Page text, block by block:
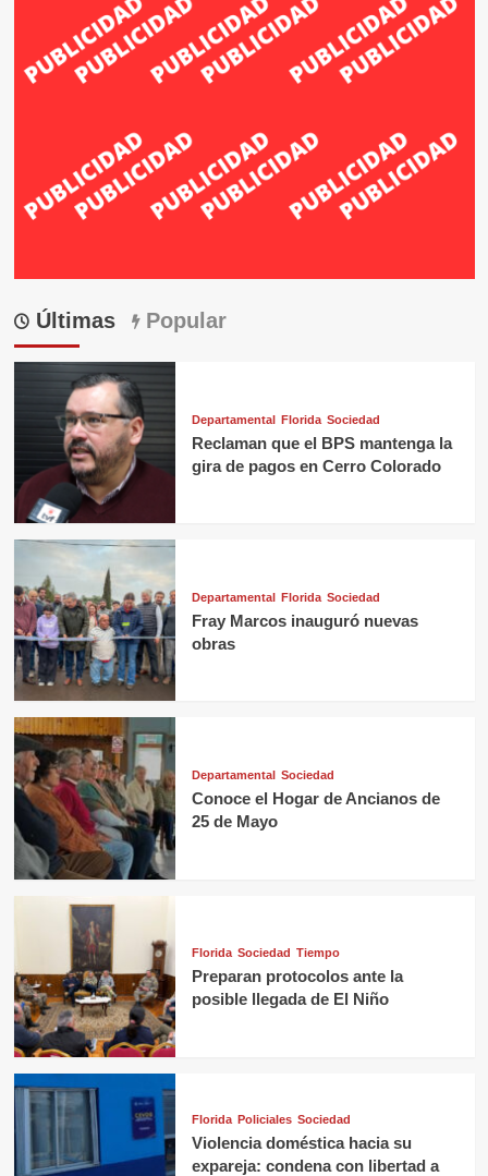
Últimas Popular
Departamental Florida Sociedad
Reclaman que el BPS mantenga la
gira de pagos en Cerro Colorado
Departamental Florida Sociedad
Fray Marcos inauguró nuevas
obras
Departamental Sociedad
Conoce el Hogar de Ancianos de
25 de Mayo
Florida Sociedad Tiempo
Preparan protocolos ante la
posible llegada de El Niño
Florida Policiales Sociedad
Violencia doméstica hacia su
expareja: condena con libertad a